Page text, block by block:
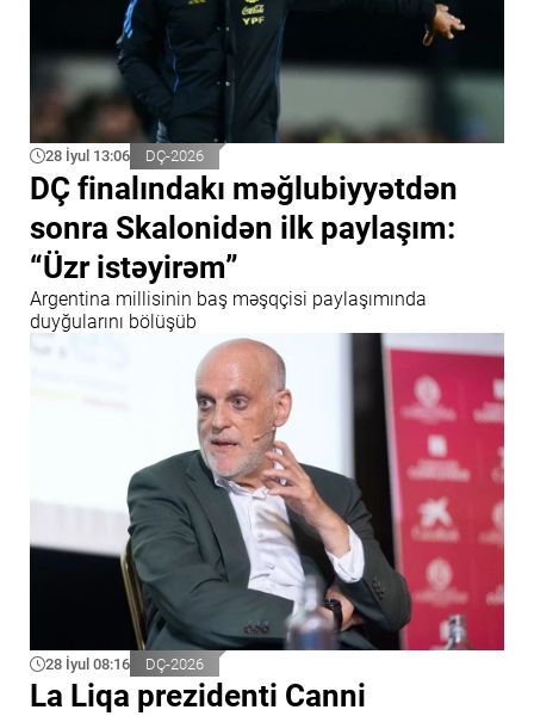
28 İyul 13:06 DÇ-2026
DÇ finalındakı məğlubiyyətdən
sonra Skalonidən ilk paylaşım:
“Üzr istəyirəm”
Argentina millisinin baş məşqçisi paylaşımında
duyğularını bölüşüb
28 İyul 08:16 DÇ-2026
La Liqa prezidenti Canni